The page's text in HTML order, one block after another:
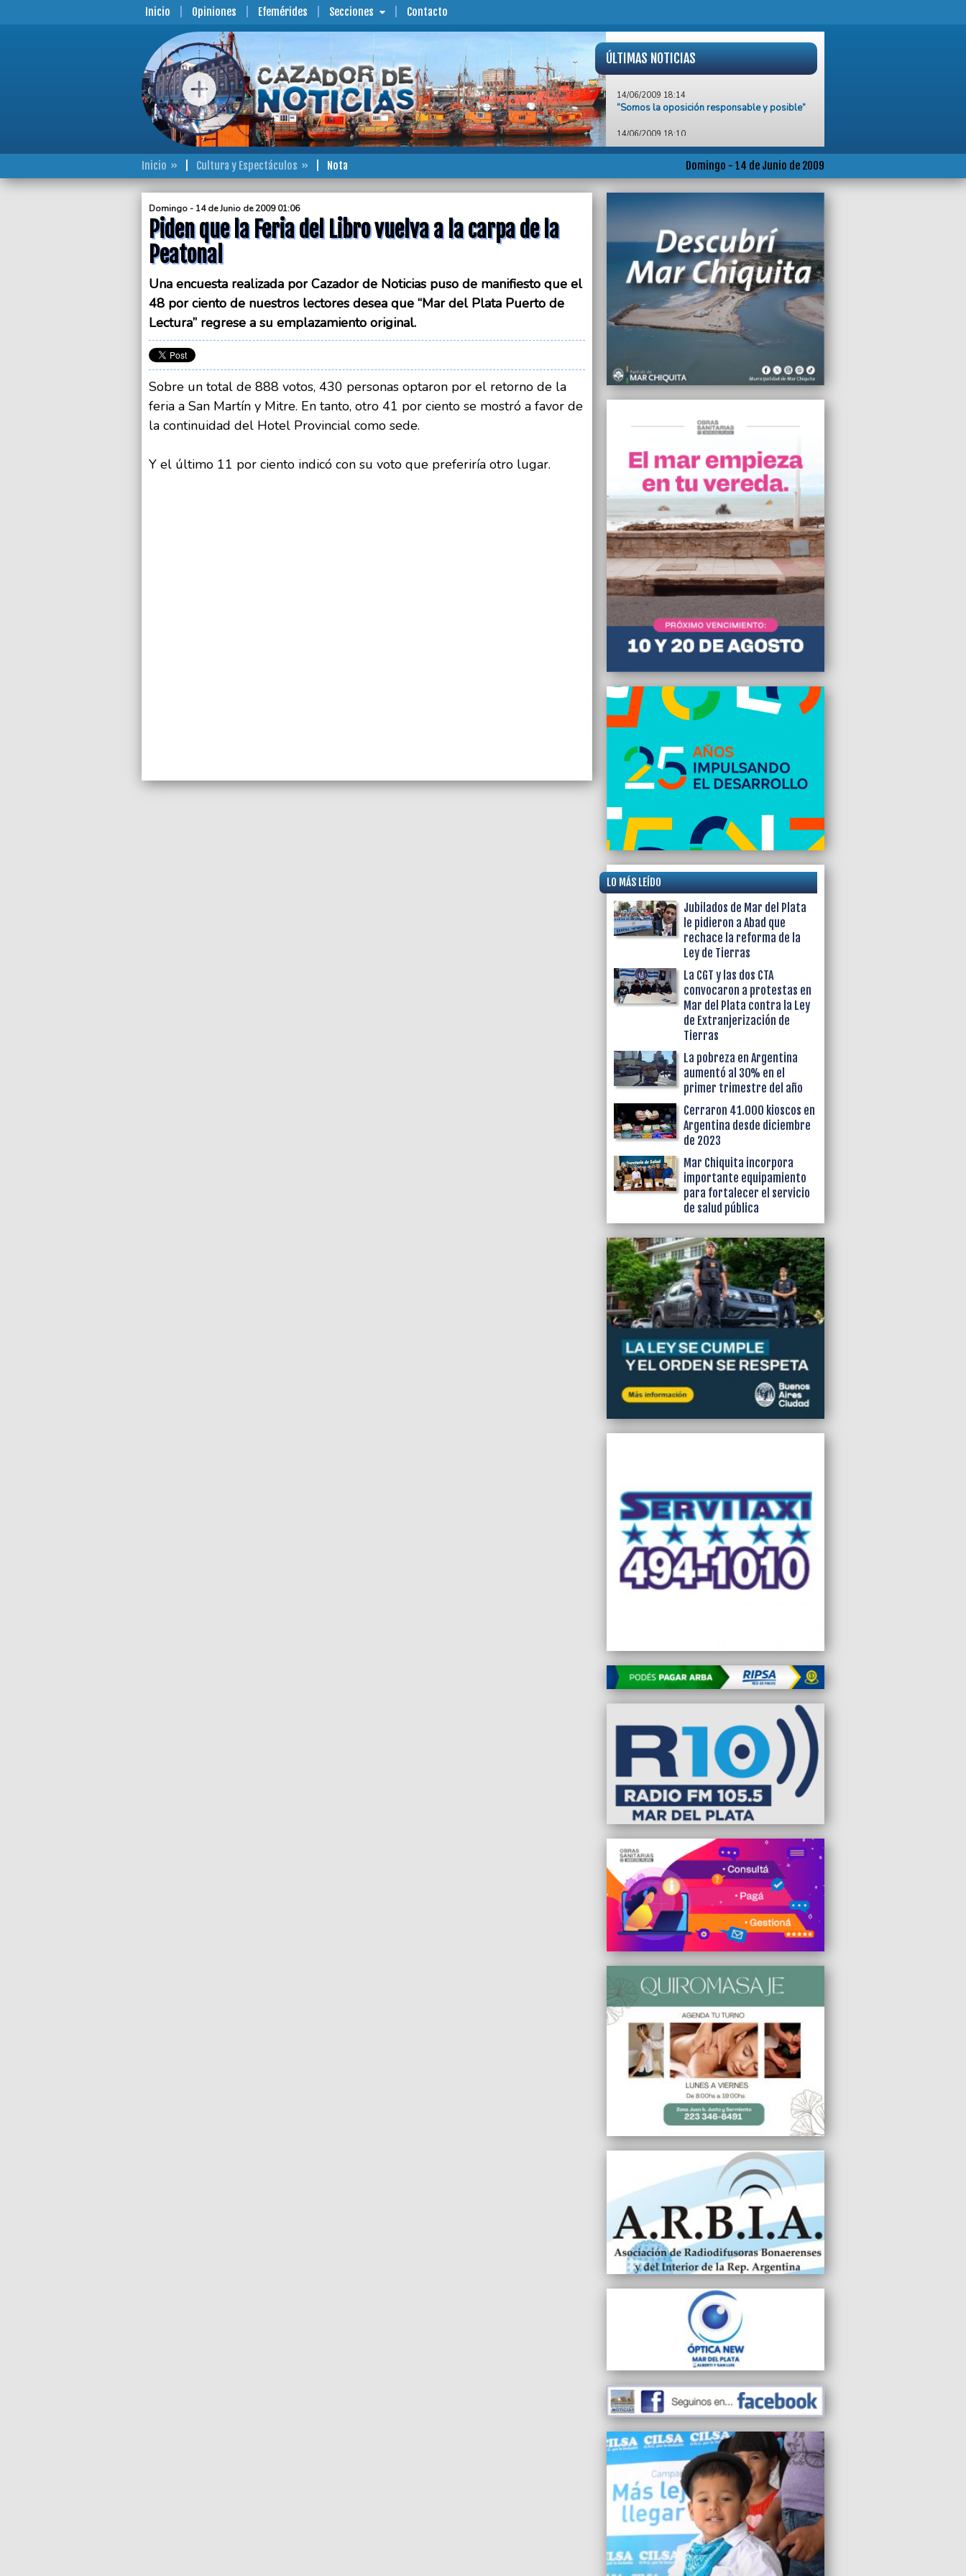
Inicio Opiniones Efemérides Secciones Contacto
ÚLTIMAS NOTICIAS
“Somos la oposición responsable y posible”
Candidatos a aconcejales de Acción
Marplatense mantuvieron una reunión en el
hogar de la hermana Marta
de la Peatonal
14/06/2009 00:56
El mate, en el 98% de los hogares argentinos
13/06/2009 21:54
Reconocimiento a Ariel Lallera en el Concejo
Deliberante
13/06/2009 21:43
Un delincuente abatido y un policía herido
13/06/2009 20:45
En campaña, Luis María Ocampo visitó el
Puerto y recorrió la villa de Vértiz
“Garitas pintadas en el barrio Hipódromo”
13/06/2009 19:42
Oficializaron la Lista de Unidad Mercantil
Celeste y Blanca encabezada por Pedro
Mezzapelle
13/06/2009 12:54
Xavier Marcone da su versión de los hechos
Domingo - 14 de Junio de 2009
Inicio Cultura y Espectáculos Nota
Domingo - 14 de Junio de 2009 01:06
Piden que la Feria del Libro vuelva a la carpa de la
Peatonal
Una encuesta realizada por Cazador de Noticias puso de manifiesto que el
48 por ciento de nuestros lectores desea que “Mar del Plata Puerto de
Lectura” regrese a su emplazamiento original.
Sobre un total de 888 votos, 430 personas optaron por el retorno de la
feria a San Martín y Mitre. En tanto, otro 41 por ciento se mostró a favor de
la continuidad del Hotel Provincial como sede.
Y el último 11 por ciento indicó con su voto que preferiría otro lugar.
LO MÁS LEÍDO
Jubilados de Mar del Plata
le pidieron a Abad que
rechace la reforma de la
Ley de Tierras
La CGT y las dos CTA
convocaron a protestas en
Mar del Plata contra la Ley
de Extranjerización de
Tierras
La pobreza en Argentina
aumentó al 30% en el
primer trimestre del año
Cerraron 41.000 kioscos en
Argentina desde diciembre
de 2023
Mar Chiquita incorpora
importante equipamiento
para fortalecer el servicio
de salud pública